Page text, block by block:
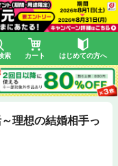
索 カート はじめての方へ
理想の結婚相手っ